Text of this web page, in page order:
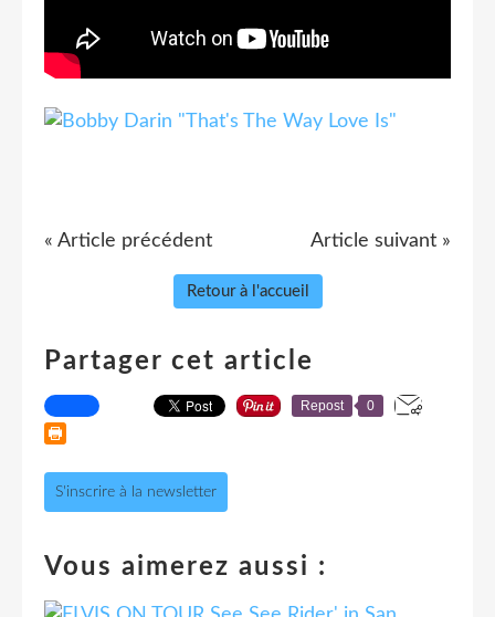
« Article précédent Article suivant »
Retour à l'accueil
Partager cet article
Repost 0
S'inscrire à la newsletter
Vous aimerez aussi :